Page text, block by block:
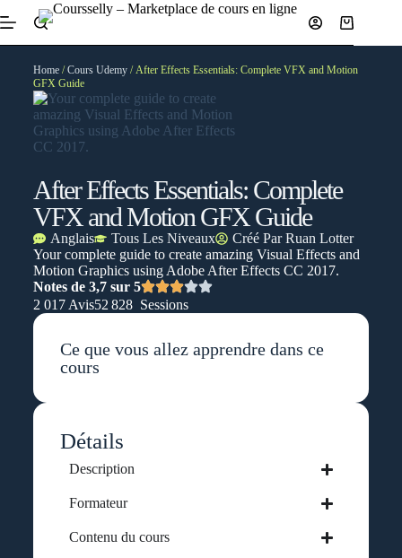
Home/Cours Udemy/ After Effects Essentials: Complete VFX and Motion
GFX Guide
After Effects Essentials: Complete
VFX and Motion GFX Guide
Anglais Tous Les Niveaux Créé ParRuan Lotter
Your complete guide to create amazing Visual Effects and
Motion Graphics using Adobe After Effects CC 2017.
Notes de 3,7 sur 5
2 017 Avis52 828 Sessions
Ce que vous allez apprendre dans ce
cours
Détails
Description
Formateur
Contenu du cours